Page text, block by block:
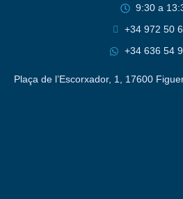
9:30 a
+34 972 50
+34 636 54
Plaça de l’Escorxador, 1, 17600